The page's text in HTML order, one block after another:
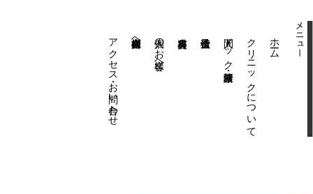
アクセス・お問い合わせ 企業内担当者様へ 個人のお客様へ 人間ドック・健康診断 クリニックについて ホーム